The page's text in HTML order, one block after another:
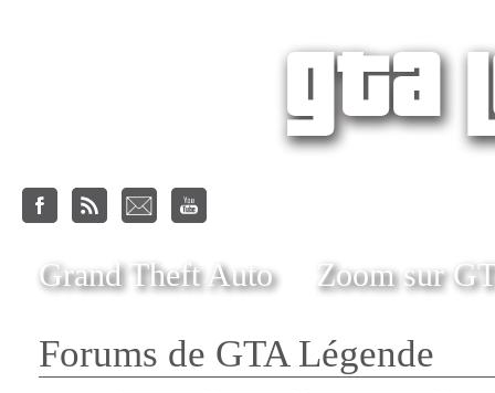
Grand Theft Auto Zoom sur
Forums de GTA Légende